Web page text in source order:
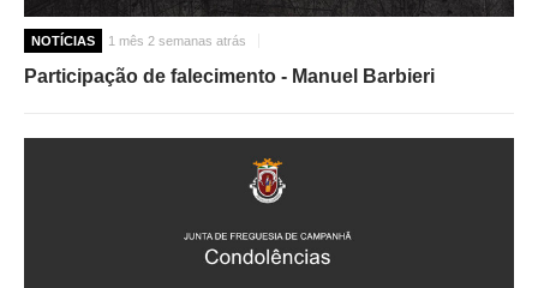
NOTÍCIAS 1 mês 2 semanas atrás
Participação de falecimento - Manuel Barbieri